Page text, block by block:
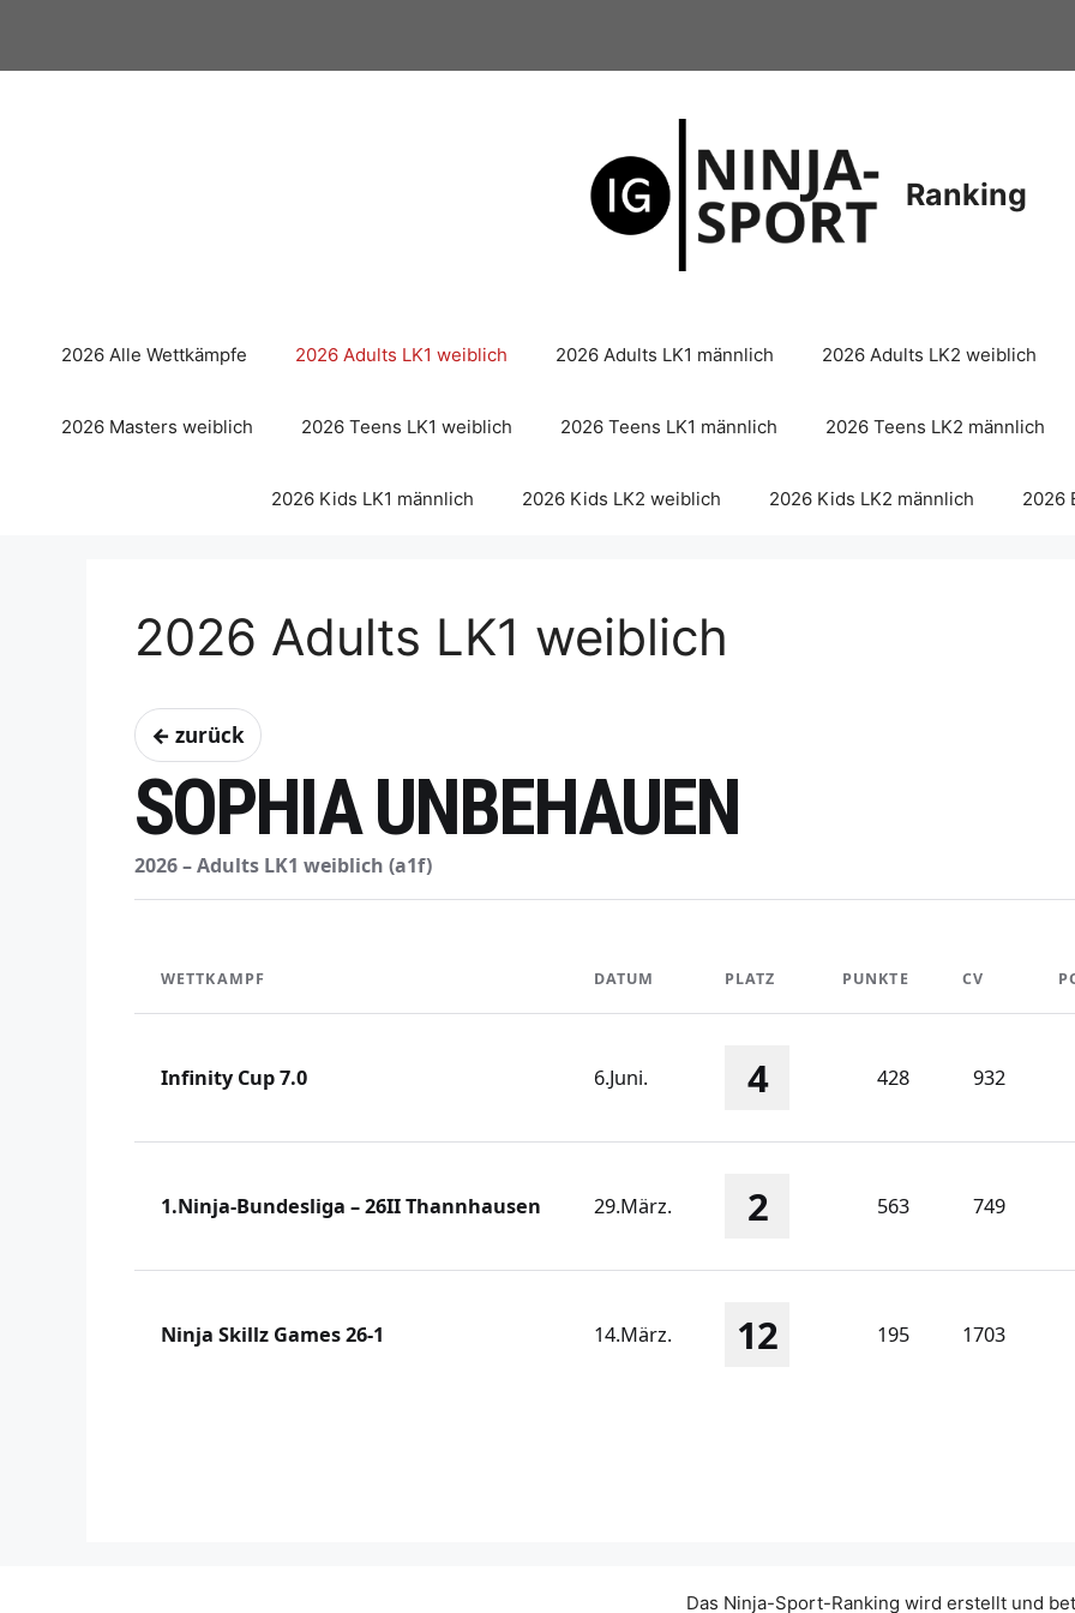
springen
Ranking
2026 Alle Wettkämpfe 2026 Adults LK1 weiblich 2026 Adults LK1 männlich 2026 Adults LK2 weiblich
2026 Masters weiblich 2026 Teens LK1 weiblich 2026 Teens LK1 männlich 2026 Teens LK2 männlich
2026 Kids LK1 männlich 2026 Kids LK2 weiblich 2026 Kids LK2 männlich 2026
2026 Adults LK1 weiblich
← zurück
SOPHIA UNBEHAUEN
2026 – Adults LK1 weiblich (a1f)
WETTKAMPF DATUM PLATZ PUNKTE CV
Infinity Cup 7.0 6.Juni. 4 428 932
1.Ninja-Bundesliga – 26II Thannhausen 29.März. 2 563 749
Ninja Skillz Games 26-1 14.März. 12 195 1703
Das Ninja-Sport-Ranking wird erstellt und